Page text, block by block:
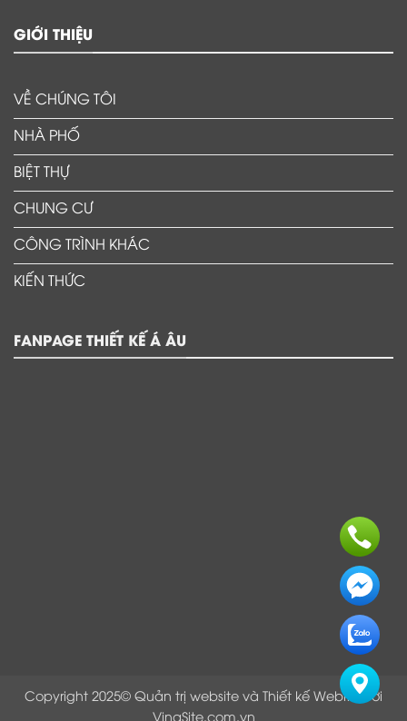
GIỚI THIỆU
VỀ CHÚNG TÔI
NHÀ PHỐ
BIỆT THỰ
CHUNG CƯ
CÔNG TRÌNH KHÁC
KIẾN THỨC
FANPAGE THIẾT KẾ Á ÂU
Copyright 2025© Quản trị website và Thiết kế Webite bởi
VinaSite.com.vn